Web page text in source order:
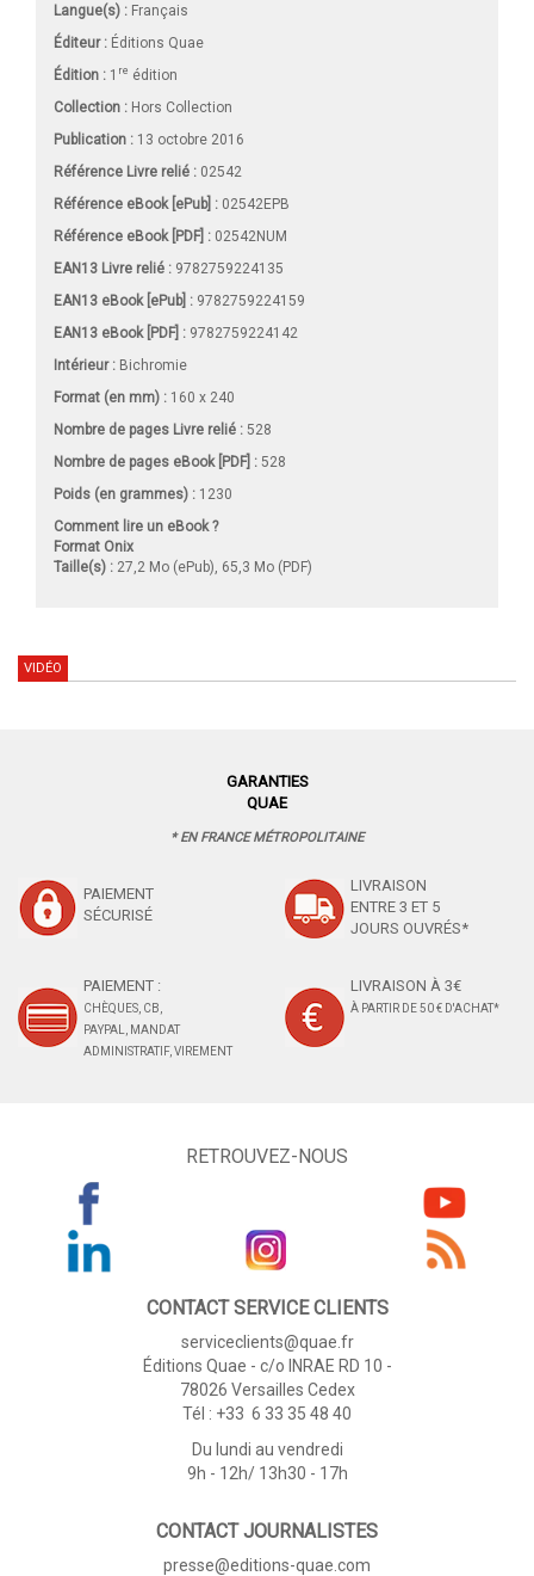
Langue(s) : Français
Éditeur : Éditions Quae
Édition : 1 re édition
Collection : Hors Collection
Publication : 13 octobre 2016
Référence Livre relié : 02542
Référence eBook [ePub] : 02542EPB
Référence eBook [PDF] : 02542NUM
EAN13 Livre relié : 9782759224135
EAN13 eBook [ePub] : 9782759224159
EAN13 eBook [PDF] : 9782759224142
Intérieur : Bichromie
Format (en mm) : 160 x 240
Nombre de pages Livre relié : 528
Nombre de pages eBook [PDF] : 528
Poids (en grammes) : 1230
Comment lire un eBook ?
Format Onix
Taille(s) : 27,2 Mo (ePub), 65,3 Mo (PDF)
VIDÉO
GARANTIES
QUAE
* EN FRANCE MÉTROPOLITAINE
PAIEMENT
SÉCURISÉ
LIVRAISON
ENTRE 3 ET 5
JOURS OUVRÉS*
PAIEMENT :
CHÈQUES, CB,
PAYPAL, MANDAT
ADMINISTRATIF, VIREMENT
LIVRAISON À 3€
À PARTIR DE 50 € D'ACHAT*
RETROUVEZ-NOUS
CONTACT SERVICE CLIENTS
serviceclients@quae.fr
Éditions Quae - c/o INRAE RD 10 -
78026 Versailles Cedex
Tél : +33 6 33 35 48 40
Du lundi au vendredi
9h - 12h/ 13h30 - 17h
CONTACT JOURNALISTES
presse@editions-quae.com